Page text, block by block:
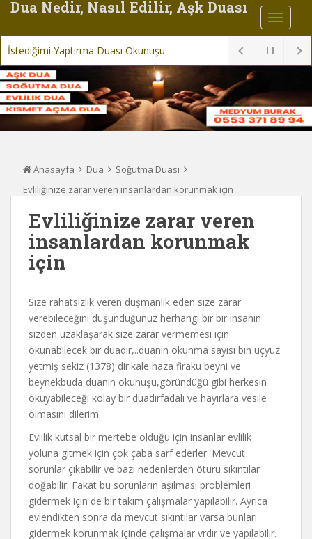
Dua Nedir, Nasıl Edilir, Aşk Duası
İstediğimi Yaptırma Duası Okunuşu
Anasayfa Dua
Soğutma Duası
Evliliğinize zarar veren insanlardan korunmak için
Evliliğinize zarar veren
insanlardan korunmak
için
Size rahatsızlık veren düşmanlık eden size zarar
verebileceğini düşündüğünüz herhangi bir bir insanın
sizden uzaklaşarak size zarar vermemesi için
okunabilecek bir duadır,..duanın okunma sayısı bin üçyüz
yetmiş sekiz (1378) dir.kale haza firaku beyni ve
beynekbuda duanın okunuşu,göründüğü gibi herkesin
okuyabileceği kolay bir duadırfadalı ve hayırlara vesile
olmasını dilerim.
Evlilik kutsal bir mertebe olduğu için insanlar evlilik
yoluna gitmek için çok çaba sarf ederler. Mevcut
sorunlar çıkabilir ve bazı nedenlerden ötürü sıkıntılar
doğabilir. Fakat bu sorunların aşılması problemleri
gidermek için de bir takım çalışmalar yapılabilir. Ayrıca
evlendikten sonra da mevcut sıkıntılar varsa bunları
gidermek korunmak içinde çalışmalar vrdır ve yapılabilir.